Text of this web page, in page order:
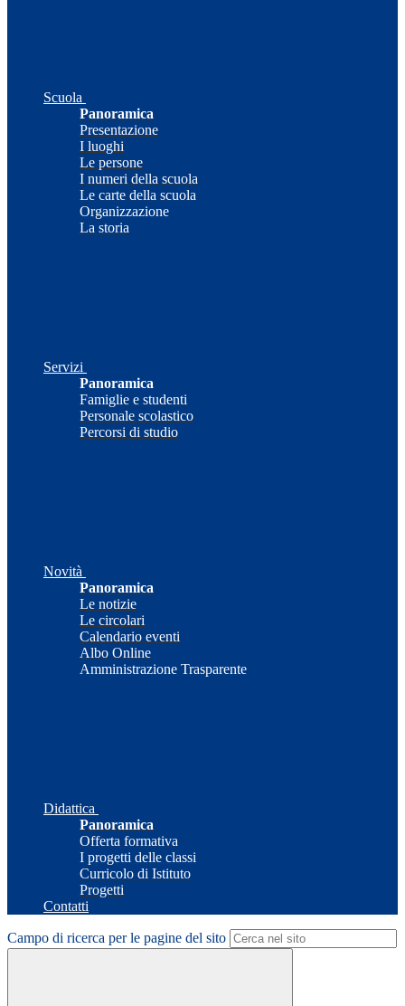
Scuola
Panoramica
Presentazione
I luoghi
Le persone
I numeri della scuola
Le carte della scuola
Organizzazione
La storia
Servizi
Panoramica
Famiglie e studenti
Personale scolastico
Percorsi di studio
Novità
Panoramica
Le notizie
Le circolari
Calendario eventi
Albo Online
Amministrazione Trasparente
Didattica
Panoramica
Offerta formativa
I progetti delle classi
Curricolo di Istituto
Progetti
Contatti
Campo di ricerca per le pagine del sito